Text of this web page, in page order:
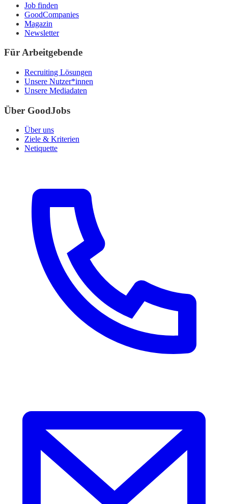
Job finden
GoodCompanies
Magazin
Newsletter
Für Arbeitgebende
Recruiting Lösungen
Unsere Nutzer*innen
Unsere Mediadaten
Über GoodJobs
Über uns
Ziele & Kriterien
Netiquette